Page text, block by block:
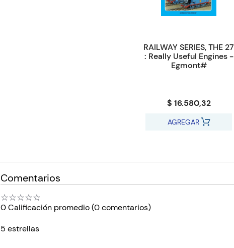
RAILWAY SERIES, THE 27
: Really Useful Engines -
Egmont#
$ 16.580,32
AGREGAR
Comentarios
☆☆☆☆☆
0 Calificación promedio(0 comentarios)
5 estrellas